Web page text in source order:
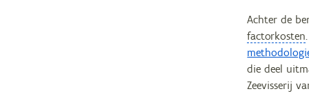
Achter de
factorkosten
die deel
Zeevisserij